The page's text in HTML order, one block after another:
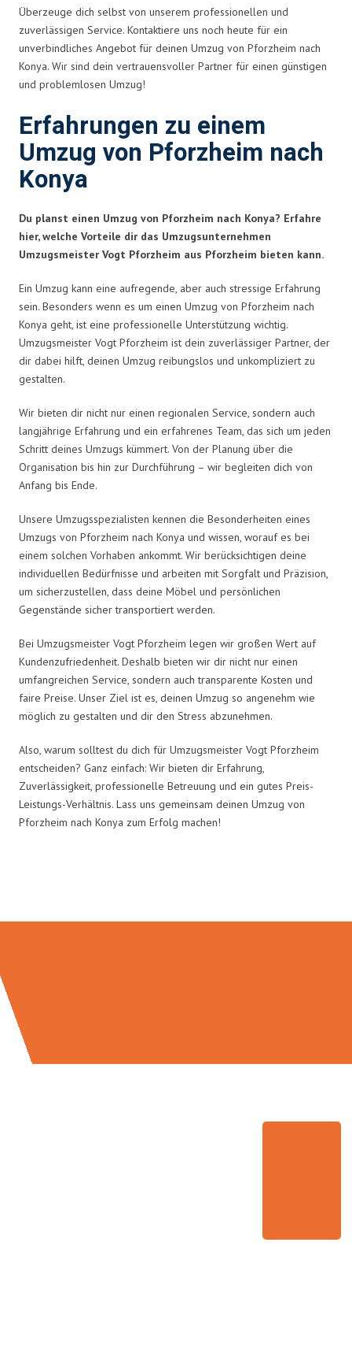
Überzeuge dich selbst von unserem professionellen und
zuverlässigen Service. Kontaktiere uns noch heute für ein
unverbindliches Angebot für deinen Umzug von Pforzheim nach
Konya. Wir sind dein vertrauensvoller Partner für einen günstigen
und problemlosen Umzug!
Erfahrungen zu einem
Umzug von Pforzheim nach
Konya
Du planst einen Umzug von Pforzheim nach Konya? Erfahre
hier, welche Vorteile dir das Umzugsunternehmen
Umzugsmeister Vogt Pforzheim aus Pforzheim bieten kann.
Ein Umzug kann eine aufregende, aber auch stressige Erfahrung
sein. Besonders wenn es um einen Umzug von Pforzheim nach
Konya geht, ist eine professionelle Unterstützung wichtig.
Umzugsmeister Vogt Pforzheim ist dein zuverlässiger Partner, der
dir dabei hilft, deinen Umzug reibungslos und unkompliziert zu
gestalten.
Wir bieten dir nicht nur einen regionalen Service, sondern auch
langjährige Erfahrung und ein erfahrenes Team, das sich um jeden
Schritt deines Umzugs kümmert. Von der Planung über die
Organisation bis hin zur Durchführung – wir begleiten dich von
Anfang bis Ende.
Unsere Umzugsspezialisten kennen die Besonderheiten eines
Umzugs von Pforzheim nach Konya und wissen, worauf es bei
einem solchen Vorhaben ankommt. Wir berücksichtigen deine
individuellen Bedürfnisse und arbeiten mit Sorgfalt und Präzision,
um sicherzustellen, dass deine Möbel und persönlichen
Gegenstände sicher transportiert werden.
Bei Umzugsmeister Vogt Pforzheim legen wir großen Wert auf
Kundenzufriedenheit. Deshalb bieten wir dir nicht nur einen
umfangreichen Service, sondern auch transparente Kosten und
faire Preise. Unser Ziel ist es, deinen Umzug so angenehm wie
möglich zu gestalten und dir den Stress abzunehmen.
Also, warum solltest du dich für Umzugsmeister Vogt Pforzheim
entscheiden? Ganz einfach: Wir bieten dir Erfahrung,
Zuverlässigkeit, professionelle Betreuung und ein gutes Preis-
Leistungs-Verhältnis. Lass uns gemeinsam deinen Umzug von
Pforzheim nach Konya zum Erfolg machen!